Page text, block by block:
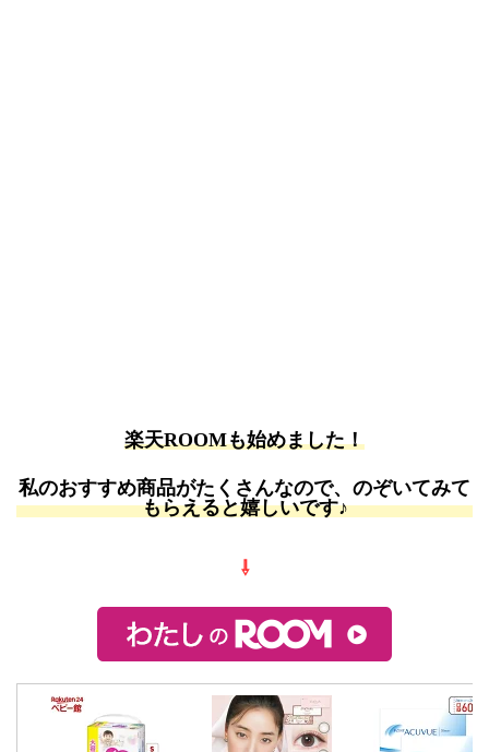
楽天ROOMも始めました！
私のおすすめ商品がたくさんなので、のぞいてみて
もらえると嬉しいです♪
⇩